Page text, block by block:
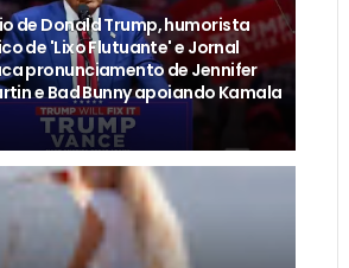
de Donald Trump, humorista
de 'Lixo Flutuante' e Jornal
pronunciamento de Jennifer
e Bad Bunny apoiando Kamala